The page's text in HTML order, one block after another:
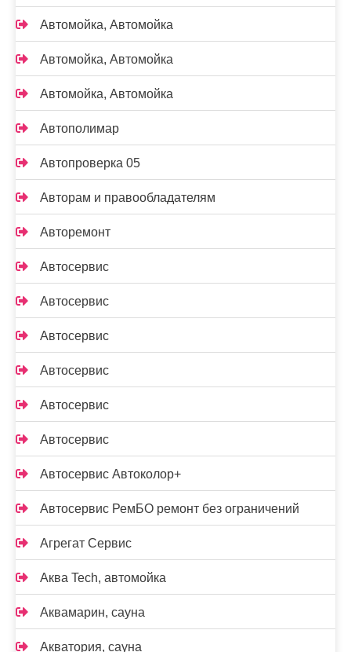
Автомойка, Автомойка
Автомойка, Автомойка
Автомойка, Автомойка
Автополимар
Автопроверка 05
Авторам и правообладателям
Авторемонт
Автосервис
Автосервис
Автосервис
Автосервис
Автосервис
Автосервис
Автосервис Автоколор+
Автосервис РемБО ремонт без ограничений
Агрегат Сервис
Аква Tech, автомойка
Аквамарин, сауна
Акватория, сауна